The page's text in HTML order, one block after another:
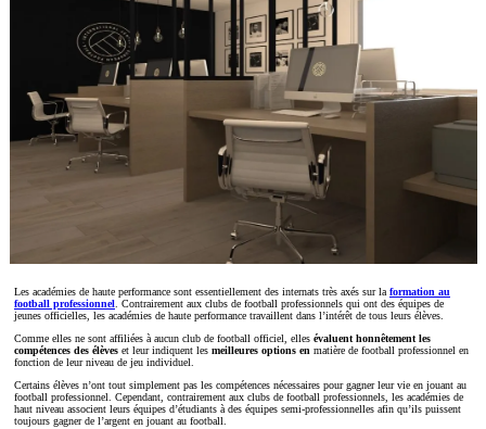
Les académies de haute performance sont essentiellement des internats très axés sur laformation au
football professionnel. Contrairement aux clubs de football professionnels qui ont des équipes de
jeunes officielles, les académies de haute performance travaillent dans l’intérêt de tous leurs élèves.
Comme elles ne sont affiliées à aucun club de football officiel, elles évaluent honnêtement les
compétences des élèves et leur indiquent les meilleures options en matière de football professionnel en
fonction de leur niveau de jeu individuel.
Certains élèves n’ont tout simplement pas les compétences nécessaires pour gagner leur vie en jouant au
football professionnel. Cependant, contrairement aux clubs de football professionnels, les académies de
haut niveau associent leurs équipes d’étudiants à des équipes semi-professionnelles afin qu’ils puissent
toujours gagner de l’argent en jouant au football.